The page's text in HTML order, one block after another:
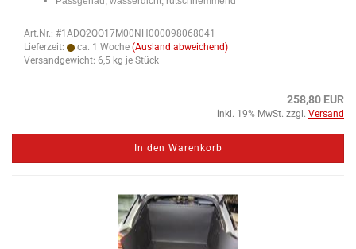
Art.Nr.: #1ADQ2QQ17M00NH000098068041
Lieferzeit:
ca. 1 Woche (Ausland abweichend)
Versandgewicht: 6,5 kg je Stück
258,80 EUR
inkl. 19% MwSt. zzgl. Versand
In den Warenkorb